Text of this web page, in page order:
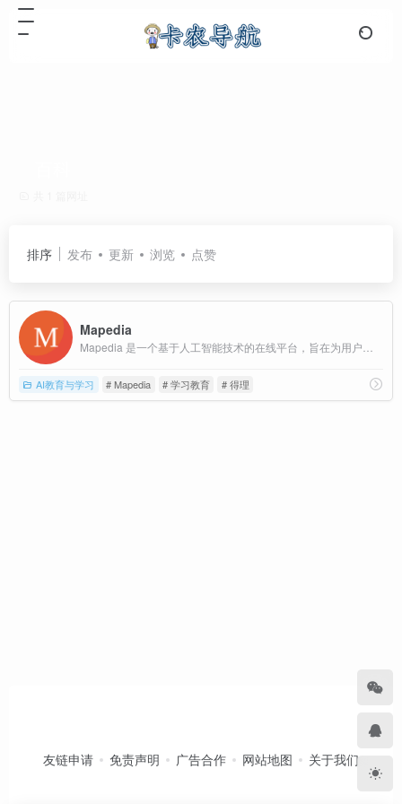
排序 发布 更新 浏览 点赞
Mapedia
AI教育与学习 # Mapedia # 学习教育 # 得理
友链申请 免责声明 广告合作 网站地图 关于我们